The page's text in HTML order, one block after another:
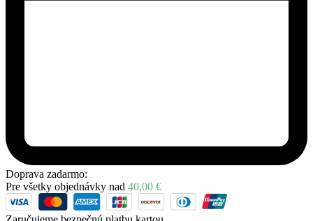
Doprava zadarmo:
Pre všetky objednávky nad 40,00 €